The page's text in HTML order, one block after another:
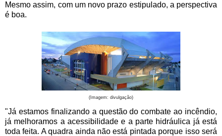
Mesmo assim, com um novo prazo estipulado, a perspectiva
é boa.
(Imagem: divulgação)
"Já estamos finalizando a questão do combate ao incêndio,
já melhoramos a acessibilidade e a parte hidráulica já está
toda feita. A quadra ainda não está pintada porque isso será